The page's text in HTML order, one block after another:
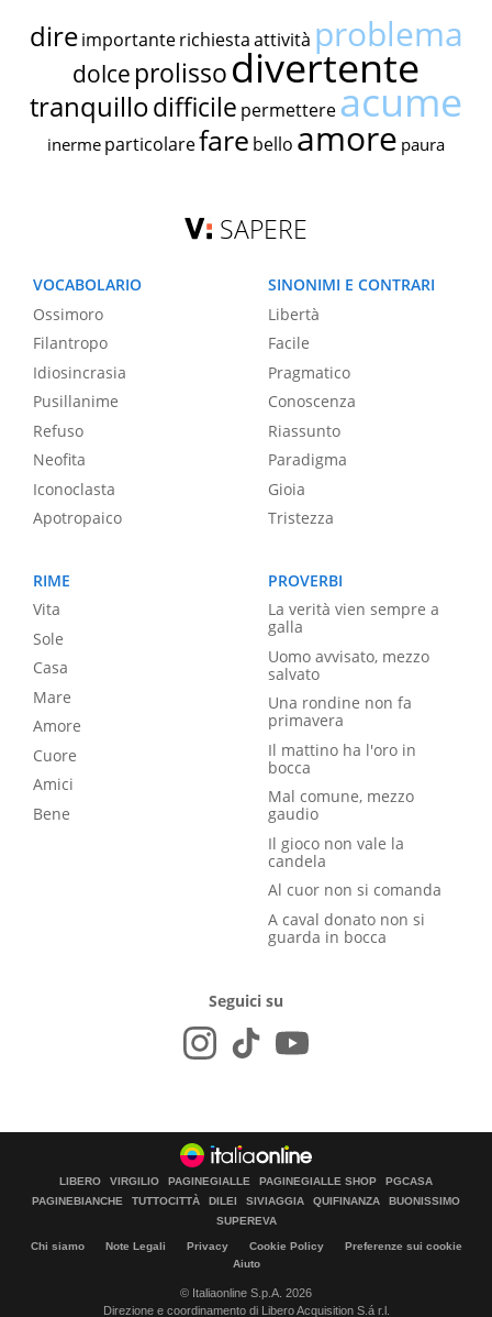
dire importante richiestaattività problema
dolce prolissodivertente
tranquillodifficile permettereacume
inerme particolarefare bello amore paura
SAPERE
VOCABOLARIO
Ossimoro
Filantropo
Idiosincrasia
Pusillanime
Refuso
Neofita
Iconoclasta
Apotropaico
SINONIMI E CONTRARI
Libertà
Facile
Pragmatico
Conoscenza
Riassunto
Paradigma
Gioia
Tristezza
RIME
Vita
Sole
Casa
Mare
Amore
Cuore
Amici
Bene
PROVERBI
La verità vien sempre a
galla
Uomo avvisato, mezzo
salvato
Una rondine non fa
primavera
Il mattino ha l'oro in
bocca
Mal comune, mezzo
gaudio
Il gioco non vale la
candela
Al cuor non si comanda
A caval donato non si
guarda in bocca
Seguici su
LIBERO VIRGILIO PAGINEGIALLE PAGINEGIALLE SHOP
PGCASA
PAGINEBIANCHE
TUTTOCITTÀ DILEI SIVIAGGIA QUIFINANZA
BUONISSIMO
SUPEREVA
Chi siamo Note Legali Privacy Cookie Policy
Preferenze sui cookie
Aiuto
© Italiaonline S.p.A. 2026
Direzione e coordinamento di Libero Acquisition S.á r.l.